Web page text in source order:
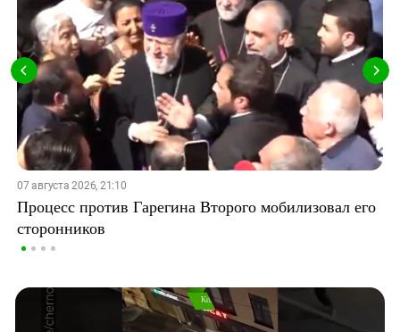
07 августа 2026, 21:10
Процесс против Гарегина Второго мобилизовал его
сторонников